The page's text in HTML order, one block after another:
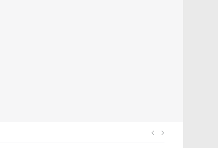
Navegación